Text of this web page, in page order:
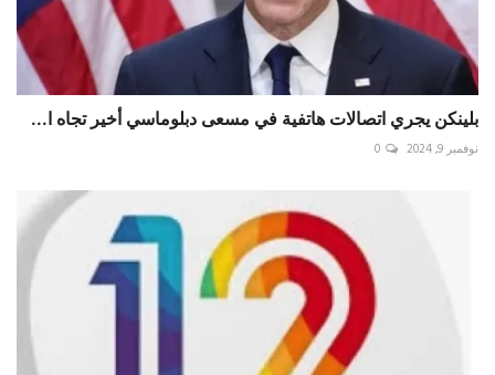
بلينكن يجري اتصالات هاتفية في مسعى دبلوماسي أخير تجاه ا...
نوفمبر 9, 2024 0